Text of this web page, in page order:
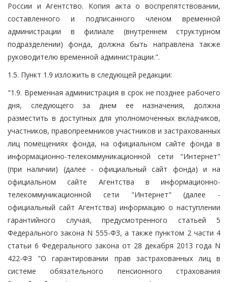
России и Агентство. Копия акта о воспрепятствовании,
составленного и подписанного членом временной
администрации в филиале (внутреннем структурном
подразделении) фонда, должна быть направлена также
руководителю временной администрации.".
1.5. Пункт 1.9 изложить в следующей редакции:
"1.9. Временная администрация в срок не позднее рабочего
дня, следующего за днем ее назначения, должна
разместить в доступных для уполномоченных вкладчиков,
участников, правопреемников участников и застрахованных
лиц помещениях фонда, на официальном сайте фонда в
информационно-телекоммуникационной сети "Интернет"
(при наличии) (далее - официальный сайт фонда) и на
официальном сайте Агентства в информационно-
телекоммуникационной сети "Интернет" (далее -
официальный сайт Агентства) информацию о наступлении
гарантийного случая, предусмотренного статьей 5
Федерального закона N 555-ФЗ, а также пунктом 2 части 4
статьи 6 Федерального закона от 28 декабря 2013 года N
422-ФЗ "О гарантировании прав застрахованных лиц в
системе обязательного пенсионного страхования